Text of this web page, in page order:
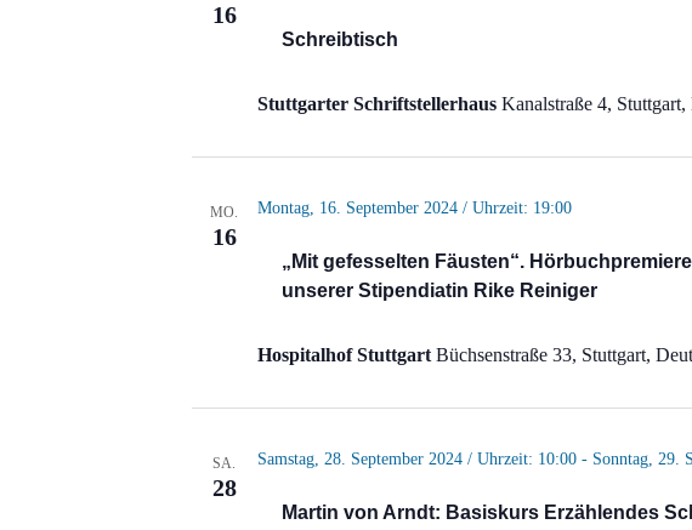
16
Schreibtisch
Stuttgarter Schriftstellerhaus Kanalstraße 4, Stuttgart,
MO.
16
„Mit gefesselten Fäusten“.
unserer Stipendiatin Rike Reiniger
Montag, 16. September 2024 / Uhrzeit: 19:00
Hospitalhof Stuttgart Büchsenstraße 33, Stuttgart,
SA.
28
Martin von Arndt: Basiskurs Erzählendes
Samstag, 28. September 2024 / Uhrzeit: 10:00- Sonntag, 29.